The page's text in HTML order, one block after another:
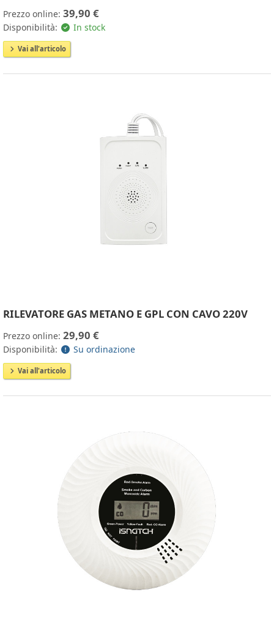
Prezzo online: 39,90 €
Disponibilità: In stock
Vai all'articolo
RILEVATORE GAS METANO E GPL CON CAVO 220V
Prezzo online: 29,90 €
Disponibilità: Su ordinazione
Vai all'articolo